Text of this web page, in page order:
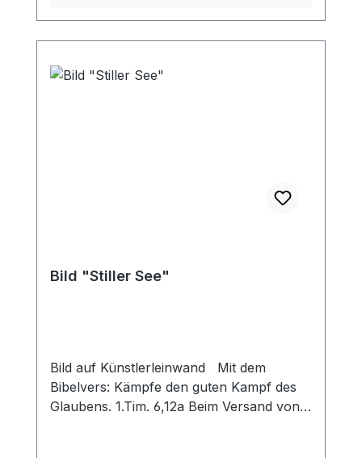
Bild "Stiller See"
Bild auf Künstlerleinwand Mit dem
Bibelvers: Kämpfe den guten Kampf des
Glaubens. 1.Tim. 6,12a Beim Versand von